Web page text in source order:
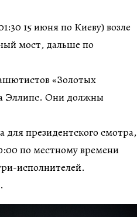
15 июня по Киеву) возле
мост, дальше по
«Золотых
Эллипс. Они должны
для президентского смотра,
по местному времени
исполнителей.